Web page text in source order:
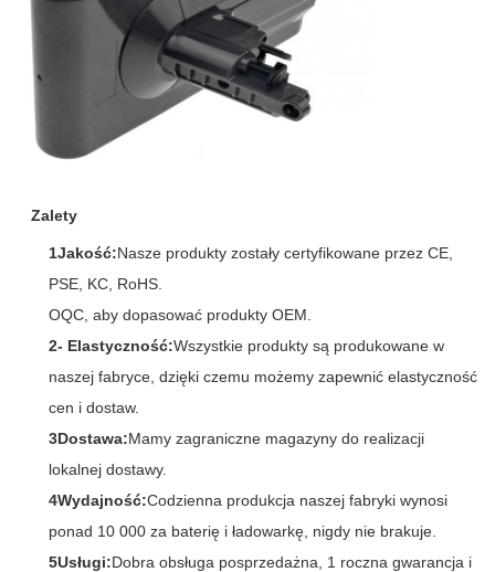
Zalety
1Jakość:Nasze produkty zostały certyfikowane przez CE,
PSE, KC, RoHS.
OQC, aby dopasować produkty OEM.
2- Elastyczność:Wszystkie produkty są produkowane w
naszej fabryce, dzięki czemu możemy zapewnić elastyczność
cen i dostaw.
3Dostawa:Mamy zagraniczne magazyny do realizacji
lokalnej dostawy.
4Wydajność:Codzienna produkcja naszej fabryki wynosi
ponad 10 000 za baterię i ładowarkę, nigdy nie brakuje.
5Usługi:Dobra obsługa posprzedażna, 1 roczna gwarancja i